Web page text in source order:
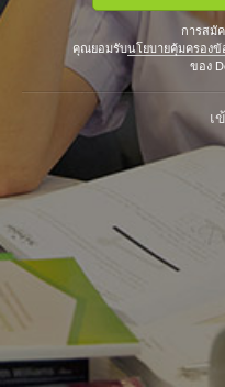
การสมั
คุณยอมรับนโยบายคุ้มครอง
ของ
เ